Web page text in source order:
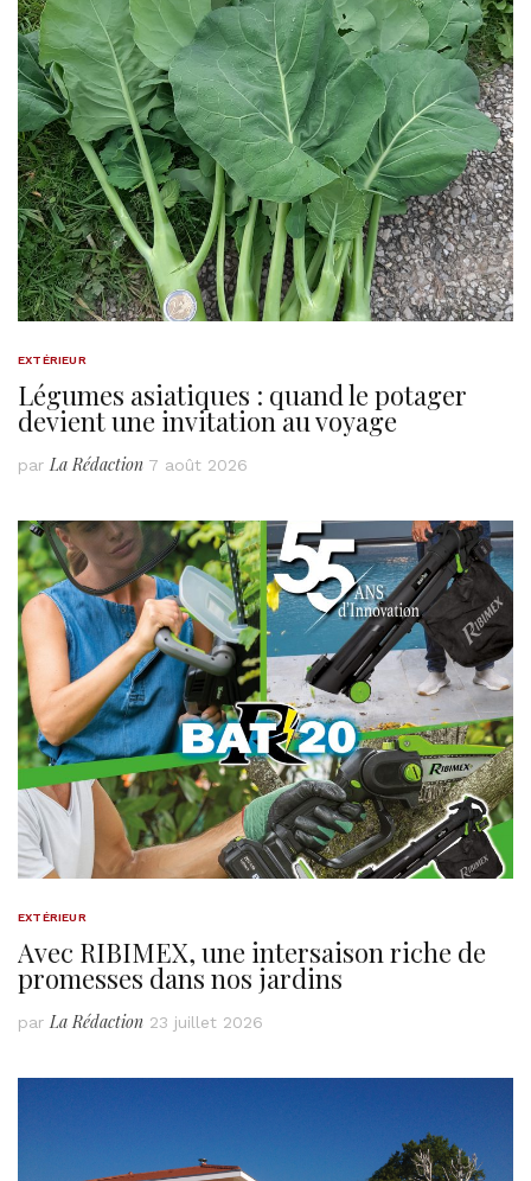
EXTÉRIEUR
Légumes asiatiques : quand le potager
devient une invitation au voyage
par La Rédaction 7 août 2026
EXTÉRIEUR
Avec RIBIMEX, une intersaison riche de
promesses dans nos jardins
par La Rédaction 23 juillet 2026